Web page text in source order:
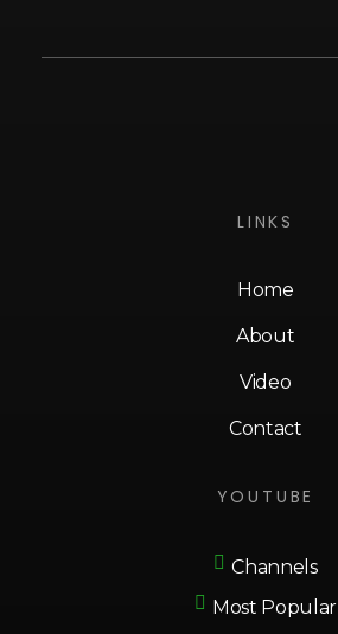
LINKS
Home
About
Video
Contact
YOUTUBE
Channels
Most Popular